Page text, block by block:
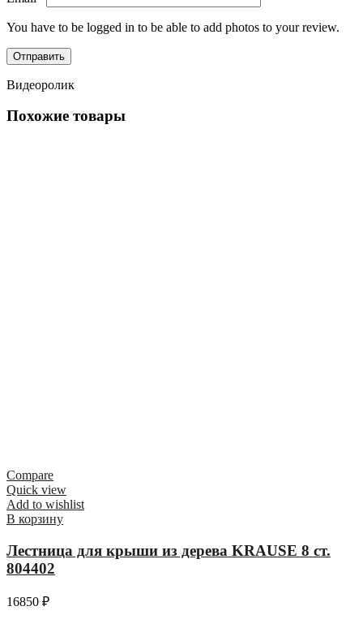
You have to be logged in to be able to add photos to your review.
Видеоролик
Похожие товары
Compare
Quick view
Add to wishlist
В корзину
Лестница для крыши из дерева KRAUSE 8 ст.
804402
16850 ₽